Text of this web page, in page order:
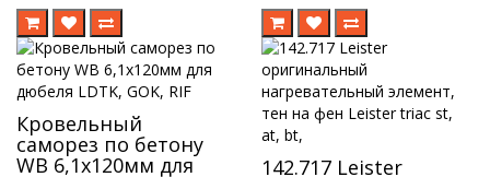
Кровельный
саморез по бетону
WB 6,1х120мм для 142.717 Leister